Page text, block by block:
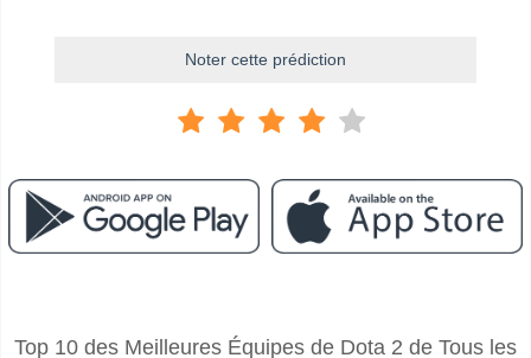
Noter cette prédiction
Le match entre Sirius v Orgryte IS 11 May 2026 18:00.
Top 10 des Meilleures Équipes de Dota 2 de Tous les